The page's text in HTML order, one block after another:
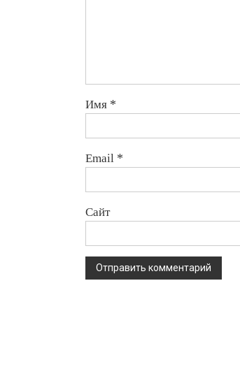
Имя *
Email *
Сайт